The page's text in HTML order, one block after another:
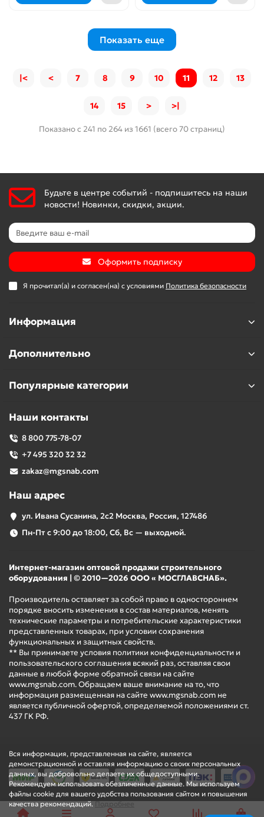
Показать еще
|< < 7 8 9 10 11 12 13
14 15 > >|
Показано с 241 по 264 из 1661 (всего 70 страниц)
Вся информация, представленная на сайте, является
демонстрационной и оставляя информацию о своих персональных
данных, вы добровольно делаете их общедоступными.
Рекомендуем использовать обезличенные данные. Мы используем
файлы cookie для вашего удобства пользования сайтом и повышения
качества рекомендаций.Подробнее
Будьте в центре событий - подпишитесь на наши
новости! Новинки, скидки, акции.
Оформить подписку
Я прочитал(а) и согласен(на) с условиями Политика безопасности
Информация
Дополнительно
Популярные категории
Наши контакты
8 800 775-78-07
+7 495 320 32 32
zakaz@mgsnab.com
Наш адрес
ул. Ивана Сусанина, 2с2 Москва, Россия, 127486
Пн-Пт с 9:00 до 18:00, Сб, Вс — выходной.
Интернет-магазин оптовой продажи строительного
оборудования | © 2010—2026 ООО « МОСГЛАВСНАБ».
Производитель оставляет за собой право в одностороннем
порядке вносить изменения в состав материалов, менять
технические параметры и потребительские характеристики
представленных товарах, при условии сохранения
функциональных и защитных свойств.
** Вы принимаете условия политики конфиденциальности и
пользовательского соглашения всякий раз, оставляя свои
данные в любой форме обратной связи на сайте
www.mgsnab.com. Обращаем ваше внимание на то, что
информация размещенная на сайте www.mgsnab.com не
является публичной офертой, определяемой положениями ст.
437 ГК РФ.